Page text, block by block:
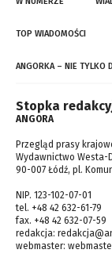
TOP WIADOMOŚCI
ANGORKA – NIE TYLKO
Stopka
ANGORA
Przegląd prasy
Wydawnictwo Westa-
90-007 Łódź, pl.
NIP. 123-102-07-01
tel. +48 42 632-61-79
fax. +48 42 632-07-59
redakcja:
webmaster: